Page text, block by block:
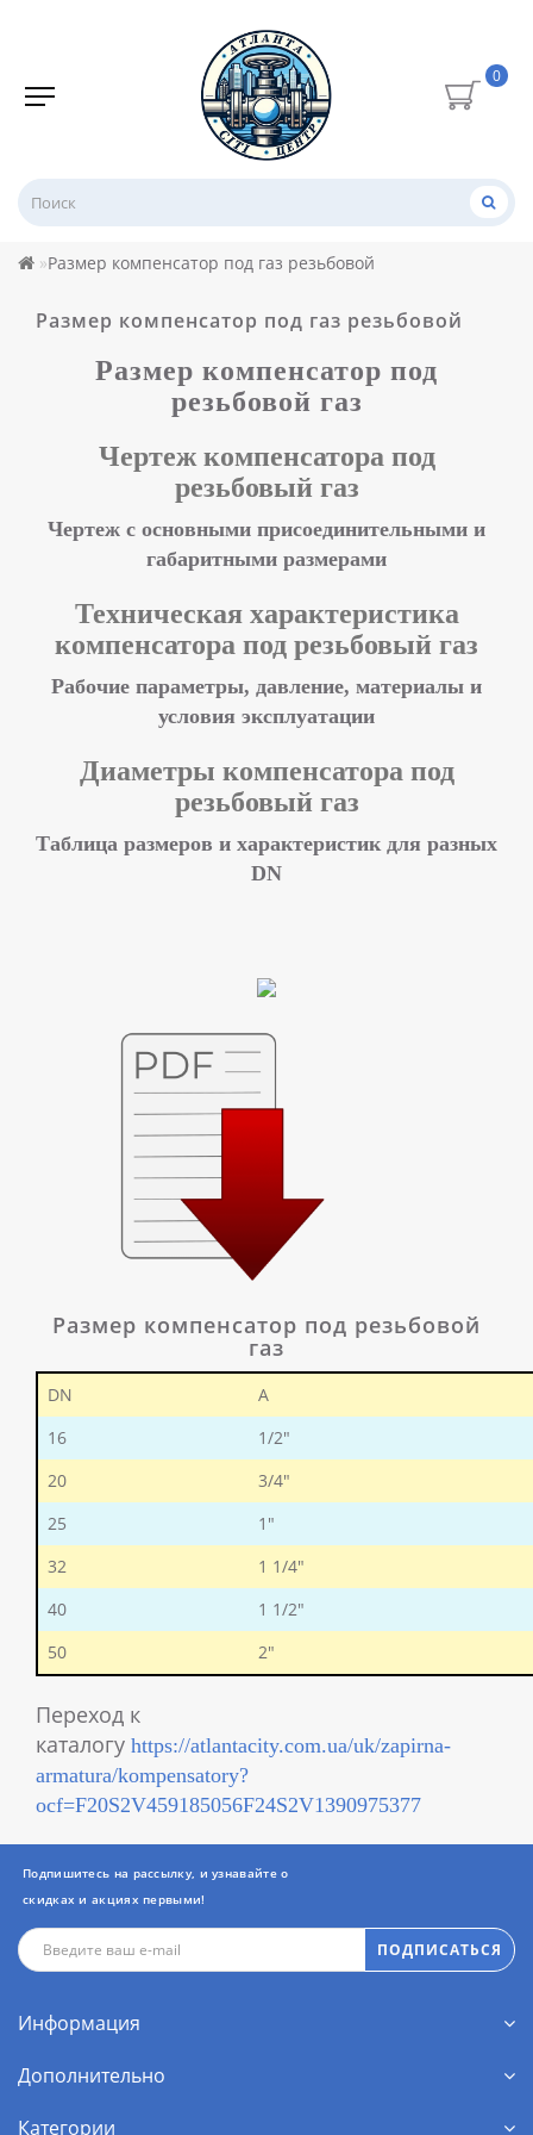
0
Размер компенсатор под газ резьбовой
Размер компенсатор под газ резьбовой
Размер компенсатор под
резьбовой газ
Чертеж компенсатора под
резьбовый газ
Чертеж с основными присоединительными и
габаритными размерами
Техническая характеристика
компенсатора под резьбовый газ
Рабочие параметры, давление, материалы и
условия эксплуатации
Диаметры компенсатора под
резьбовый газ
Таблица размеров и характеристик для разных
DN
Размер компенсатор под резьбовой
газ
DN
A
16
1/2"
20
3/4"
25
1"
32
1 1/4"
40
1 1/2"
50
2"
Переход к
каталогу https://atlantacity.com.ua/uk/zapirna-
armatura/kompensatory?
ocf=F20S2V459185056F24S2V1390975377
Подпишитесь на рассылку, и узнавайте о
скидках и акциях первыми!
ПОДПИСАТЬСЯ
Информация
Дополнительно
Категории